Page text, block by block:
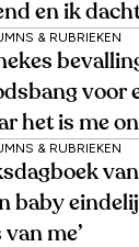
en ik
& RUBRIEKEN
voor
het is me
& RUBRIEKEN
baby
van me’